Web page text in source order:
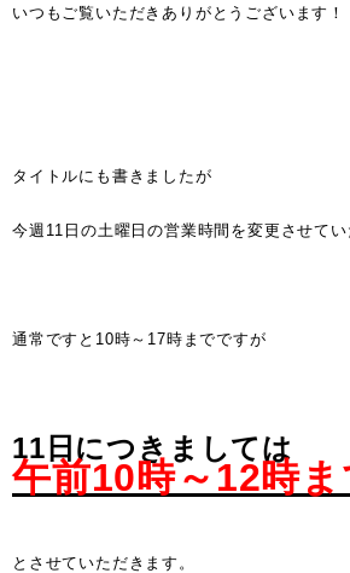
いつもご覧いただきありがとうございます！
タイトルにも書きましたが
今週11日の土曜日の営業時間を変更させてい
通常ですと10時～17時までですが
11日につきましては
午前10時～12時
とさせていただきます。